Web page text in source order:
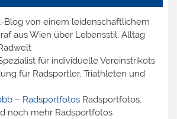
Blog von einem leidenschaftlichem
aus Wien über Lebensstil, Alltag
für individuelle Vereinstrikots
für Radsportler, Triathleten und
– RadsportfotosRadsportfotos,
noch mehr Radsportfotos